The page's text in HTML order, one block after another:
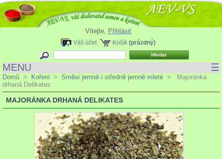
Vítejte, Přihlásit
Košík (prázdný)
Váš účet
MENU ☰
Domů > Koření > Směsi jemně i středně jemně mleté >
Majoránka
drhaná Delikates
MAJORÁNKA DRHANÁ DELIKATES